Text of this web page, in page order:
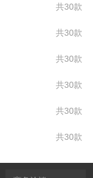
共30款
共30款
共30款
共30款
共30款
共30款